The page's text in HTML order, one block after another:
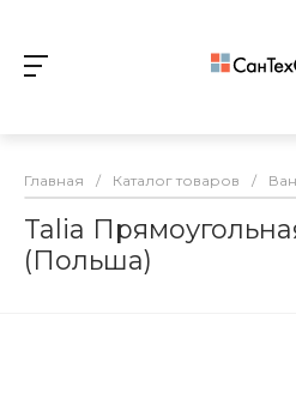
Главная / Каталог товаров /
Talia
(Польша)